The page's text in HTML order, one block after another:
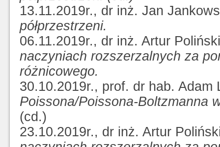
13.11.2019r., dr inż. Jan
półprzestrzeni.
06.11.2019r., dr inż. Artur
naczyniach rozszerzalnych za
różnicowego.
30.10.2019r., prof. dr hab. Adam
Poissona/Poissona-Boltzmanna
(cd.)
23.10.2019r., dr inż. Artur